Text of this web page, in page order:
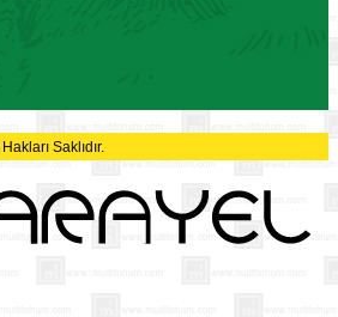
Saklıdır.